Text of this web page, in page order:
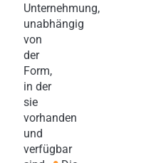
Unternehmung,
unabhängig
von
der
Form,
in der
sie
vorhanden
und
verfügbar